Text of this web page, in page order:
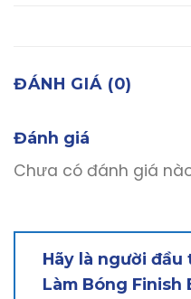
ĐÁNH GIÁ (0)
Đánh giá
Chưa có đánh giá
Hãy là người đầu
Làm Bóng Finish